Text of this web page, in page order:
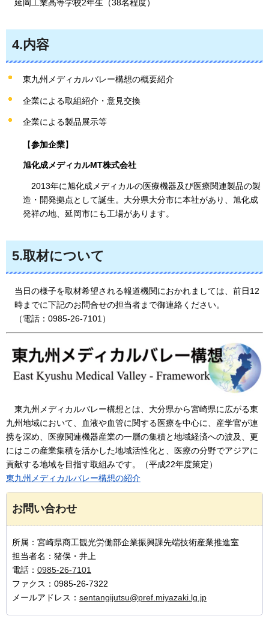
延岡工業高等学校2年生（38名程度）
4.内容
東九州メディカルバレー構想の概要紹介
企業による取組紹介・意見交換
企業による製品展示等
【参加企業】
旭化成メディカルMT株式会社
2013年に旭化成メディカルの医療機器及び医療関連製品の製
造・開発拠点として誕生。大分県大分市に本社があり、旭化成
発祥の地、延岡市にも工場があります。
5.取材について
当日の様子を取材希望される報道機関におかれましては、前日12
時までに下記のお問合せの担当者まで御連絡ください。
（電話：0985-26-7101）
東九州メディカルバレー構想とは、 大分県から宮崎県に広がる東
九州地域において、血液や血管に関する医療を中心に、産学官が連
携を深め、医療関連機器産業の一層の集積と地域経済への波及、更
にはこの産業集積を活かした地域活性化と、医療の分野でアジアに
貢献する地域を目指す取組みです。（平成22年度策定）
東九州メディカルバレー構想の紹介
お問い合わせ
所属：宮崎県商工観光労働部企業振興課先端技術産業推進室
担当者名：猪俣・井上
電話： 0985-26-7101
ファクス：0985-26-7322
メールアドレス： sentangijutsu@pref.miyazaki.lg.jp